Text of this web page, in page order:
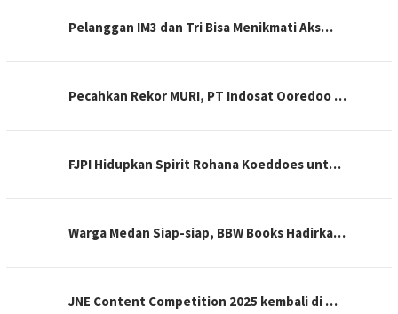
Pelanggan IM3 dan Tri Bisa Menikmati Aks…
Pecahkan Rekor MURI, PT Indosat Ooredoo …
FJPI Hidupkan Spirit Rohana Koeddoes unt…
Warga Medan Siap-siap, BBW Books Hadirka…
JNE Content Competition 2025 kembali di …